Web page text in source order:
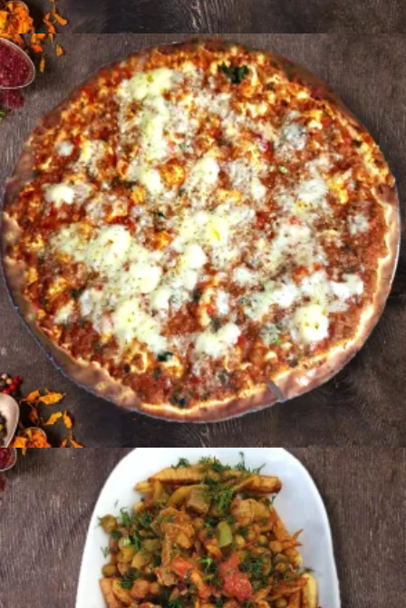
Ավելացնել զամբյուղ
900AMD
Ավելացնել զամբյուղ